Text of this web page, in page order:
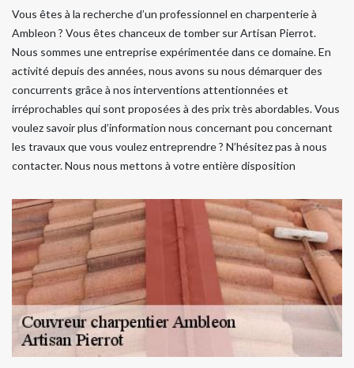
Vous êtes à la recherche d’un professionnel en charpenterie à
Ambleon ? Vous êtes chanceux de tomber sur Artisan Pierrot.
Nous sommes une entreprise expérimentée dans ce domaine. En
activité depuis des années, nous avons su nous démarquer des
concurrents grâce à nos interventions attentionnées et
irréprochables qui sont proposées à des prix très abordables. Vous
voulez savoir plus d’information nous concernant pou concernant
les travaux que vous voulez entreprendre ? N’hésitez pas à nous
contacter. Nous nous mettons à votre entière disposition